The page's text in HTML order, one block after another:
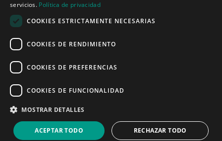
  
Estands de diseño
Servicios
Política de cookies
servicios. Política de privacidad
COOKIES ESTRICTAMENTE NECESARIAS
COOKIES DE RENDIMIENTO
COOKIES DE PREFERENCIAS
COOKIES DE FUNCIONALIDAD
MOSTRAR DETALLES
ACEPTAR TODO RECHAZAR TODO